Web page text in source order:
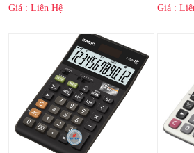
Giá : Liên Hệ Giá :